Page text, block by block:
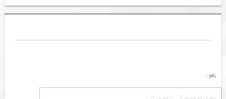
نام :